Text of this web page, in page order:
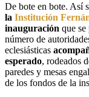
De bote en bote. Así
la Institución
inauguración que
número de
eclesiásticas
esperado, rodeados
paredes y mesas
de los fondos de la